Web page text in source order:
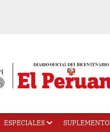
ESPECIALES